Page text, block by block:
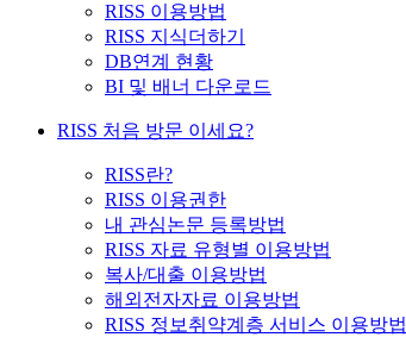
RISS 이용방법
RISS 지식더하기
DB연계 현황
BI 및 배너 다운로드
RISS 처음 방문 이세요?
RISS란?
RISS 이용권한
내 관심논문 등록방법
RISS 자료 유형별 이용방법
복사/대출 이용방법
해외전자자료 이용방법
RISS 정보취약계층 서비스 이용방법